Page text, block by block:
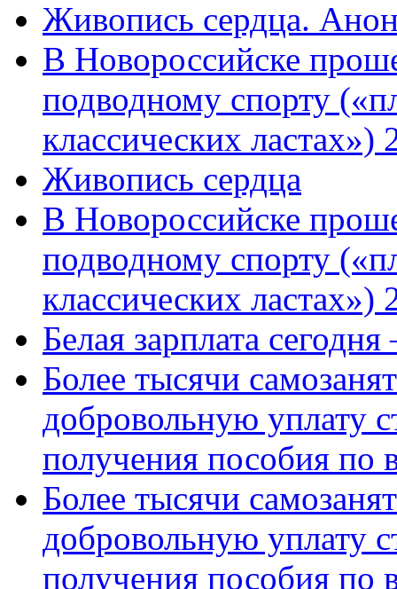
Живопись сердца.
В Новороссийске
подводному спорту
классических
Живопись сердца
В Новороссийске
подводному спорту
классических ластах»)
Белая зарплата
Более тысячи
добровольную уплату
получения пособия по
Более тысячи
добровольную уплату
получения пособия по